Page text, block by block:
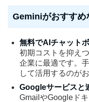
Geminiがおすすめ
無料でAIチャット
初期コストを抑え
企業に最適です。
して活用するのが
Googleサービスと
GmailやGoogleド